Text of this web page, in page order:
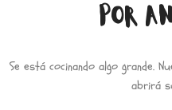
POR
Se está cocinando algo grande.
abrirá